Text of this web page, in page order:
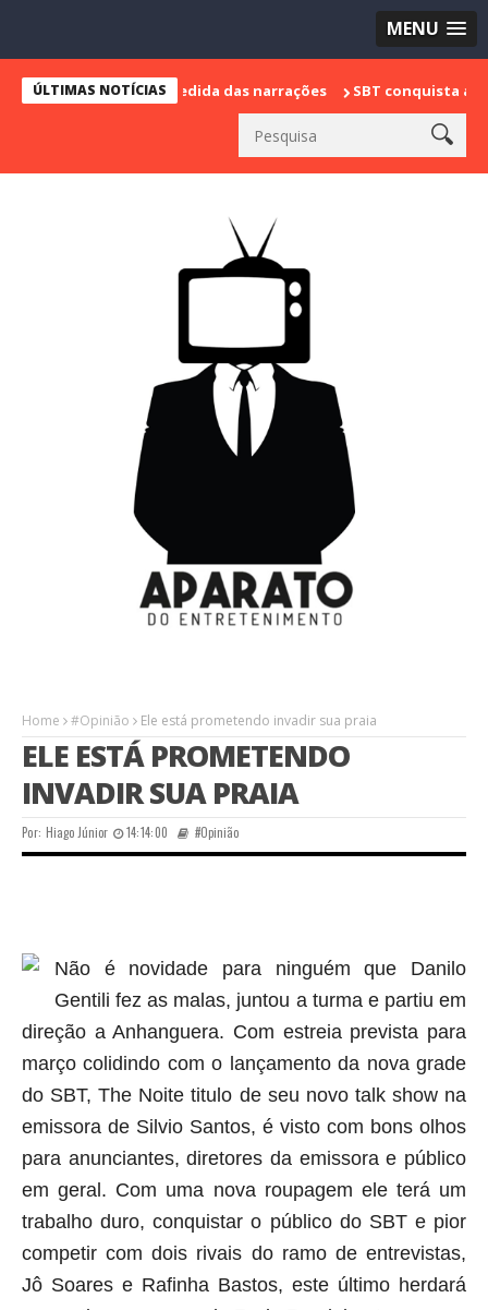
MENU
ÚLTIMAS NOTÍCIAS
sua despedida das narrações SBT conquista a vice
Home #Opinião Ele está prometendo invadir sua praia
ELE ESTÁ PROMETENDO
INVADIR SUA PRAIA
Por: Hiago Júnior 14:14:00 #Opinião
Não é novidade para ninguém que Danilo
Gentili fez as malas, juntou a turma e partiu em
direção a Anhanguera. Com estreia prevista para
março colidindo com o lançamento da nova grade
do SBT, The Noite titulo de seu novo talk show na
emissora de Silvio Santos, é visto com bons olhos
para anunciantes, diretores da emissora e público
em geral. Com uma nova roupagem ele terá um
trabalho duro, conquistar o público do SBT e pior
competir com dois rivais do ramo de entrevistas,
Jô Soares e Rafinha Bastos, este último herdará